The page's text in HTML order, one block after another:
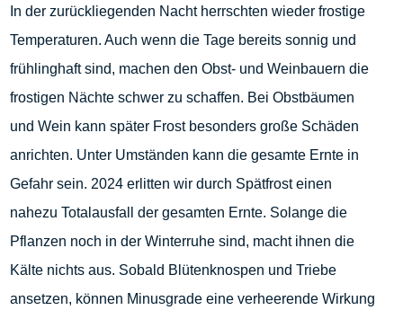
In der zurückliegenden Nacht herrschten wieder frostige
Temperaturen. Auch wenn die Tage bereits sonnig und
frühlinghaft sind, machen den Obst- und Weinbauern die
frostigen Nächte schwer zu schaffen. Bei Obstbäumen
und Wein kann später Frost besonders große Schäden
anrichten. Unter Umständen kann die gesamte Ernte in
Gefahr sein. 2024 erlitten wir durch Spätfrost einen
nahezu Totalausfall der gesamten Ernte. Solange die
Pflanzen noch in der Winterruhe sind, macht ihnen die
Kälte nichts aus. Sobald Blütenknospen und Triebe
ansetzen, können Minusgrade eine verheerende Wirkung